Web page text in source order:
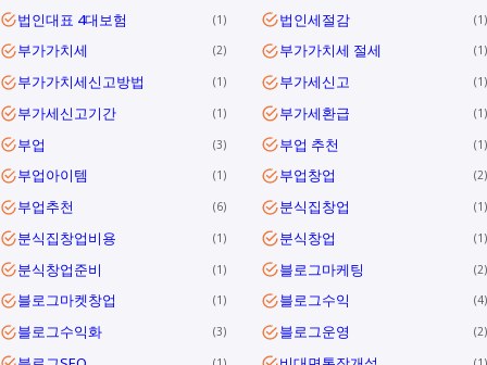
법인대표 4대보험 1 법인세절감 1
부가가치세 2 부가가치세 절세 1
부가가치세신고방법 1 부가세신고 1
부가세신고기간 1 부가세환급 1
부업 3 부업 추천 1
부업아이템 1 부업창업 2
부업추천 6 분식집창업 1
분식집창업비용 1 분식창업 1
분식창업준비 1 블로그마케팅 2
블로그마켓창업 1 블로그수익 4
블로그수익화 3 블로그운영 2